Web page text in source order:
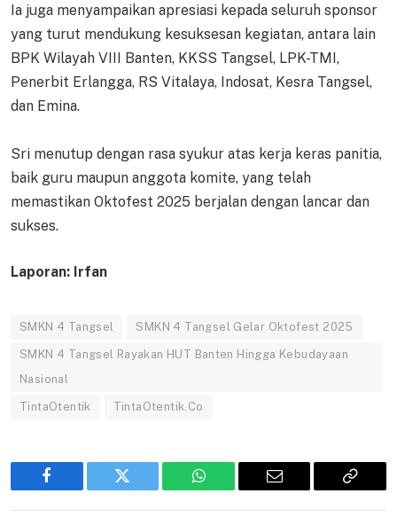
Ia juga menyampaikan apresiasi kepada seluruh sponsor
yang turut mendukung kesuksesan kegiatan, antara lain
BPK Wilayah VIII Banten, KKSS Tangsel, LPK-TMI,
Penerbit Erlangga, RS Vitalaya, Indosat, Kesra Tangsel,
dan Emina.
Sri menutup dengan rasa syukur atas kerja keras panitia,
baik guru maupun anggota komite, yang telah
memastikan Oktofest 2025 berjalan dengan lancar dan
sukses.
Laporan: Irfan
SMKN 4 Tangsel SMKN 4 Tangsel Gelar Oktofest 2025
SMKN 4 Tangsel Rayakan HUT Banten Hingga Kebudayaan
Nasional
TintaOtentik TintaOtentik.Co
Facebook Twitter WhatsApp Email
Copy